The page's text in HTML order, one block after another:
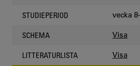
STUDIEPERIOD vecka
SCHEMA Visa
LITTERATURLISTA Visa